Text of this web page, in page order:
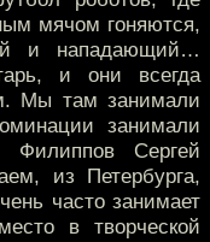
мячом гоняются,
и нападающий…
и они всегда
Мы там занимали
занимали
Сергей
из Петербурга,
часто занимает
в творческой